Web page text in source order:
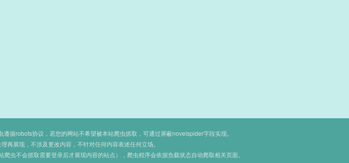
循robots协议，若您的网站不希望被本站爬虫抓取，可通过屏蔽novelspider字段实现。
再展现，不涉及更改内容，不针对任何内容表述任何立场。
虫不会抓取需要登录后才展现内容的站点），爬虫程序会依据负载状态自动爬取相关页面。